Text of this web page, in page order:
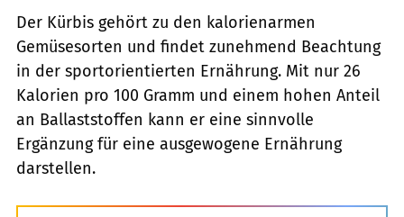
Der Kürbis gehört zu den kalorienarmen
Gemüsesorten und findet zunehmend Beachtung
in der sportorientierten Ernährung. Mit nur 26
Kalorien pro 100 Gramm und einem hohen Anteil
an Ballaststoffen kann er eine sinnvolle
Ergänzung für eine ausgewogene Ernährung
darstellen.